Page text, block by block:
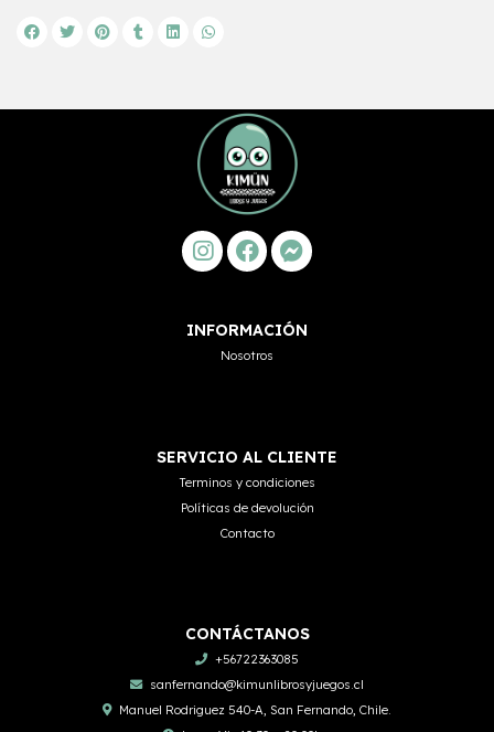
INFORMACIÓN
Nosotros
SERVICIO AL CLIENTE
Terminos y condiciones
Políticas de devolución
Contacto
CONTÁCTANOS
+56722363085
sanfernando@kimunlibrosyjuegos.cl
Manuel Rodriguez 540-A, San Fernando, Chile.